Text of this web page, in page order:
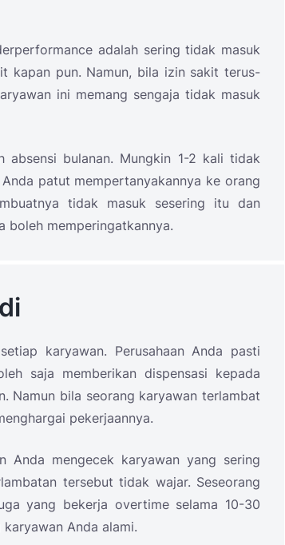
adalah sering tidak masuk
kapan pun. Namun, bila izin sakit terus-
ini memang sengaja tidak masuk
bulanan. Mungkin 1-2 kali tidak
patut mempertanyakannya ke orang
tidak masuk sesering itu dan
boleh memperingatkannya.
karyawan. Perusahaan Anda pasti
saja memberikan dispensasi kepada
Namun bila seorang karyawan terlambat
pekerjaannya.
Anda mengecek karyawan yang sering
tersebut tidak wajar. Seseorang
yang bekerja overtime selama 10-30
Anda alami.